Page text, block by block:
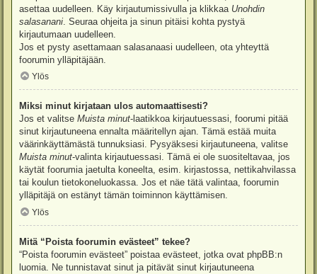
asettaa uudelleen. Käy kirjautumissivulla ja klikkaa Unohdin
salasanani . Seuraa ohjeita ja sinun pitäisi kohta pystyä
kirjautumaan uudelleen.
Jos et pysty asettamaan salasanaasi uudelleen, ota yhteyttä
foorumin ylläpitäjään.
Ylös
Miksi minut kirjataan ulos automaattisesti?
Jos et valitse Muista minut-laatikkoa kirjautuessasi, foorumi pitää
sinut kirjautuneena ennalta määritellyn ajan. Tämä estää muita
väärinkäyttämästä tunnuksiasi. Pysyäksesi kirjautuneena, valitse
Muista minut-valinta kirjautuessasi. Tämä ei ole suositeltavaa, jos
käytät foorumia jaetulta koneelta, esim. kirjastossa, nettikahvilassa
tai koulun tietokoneluokassa. Jos et näe tätä valintaa, foorumin
ylläpitäjä on estänyt tämän toiminnon käyttämisen.
Ylös
Mitä “Poista foorumin evästeet” tekee?
“Poista foorumin evästeet” poistaa evästeet, jotka ovat phpBB:n
luomia. Ne tunnistavat sinut ja pitävät sinut kirjautuneena